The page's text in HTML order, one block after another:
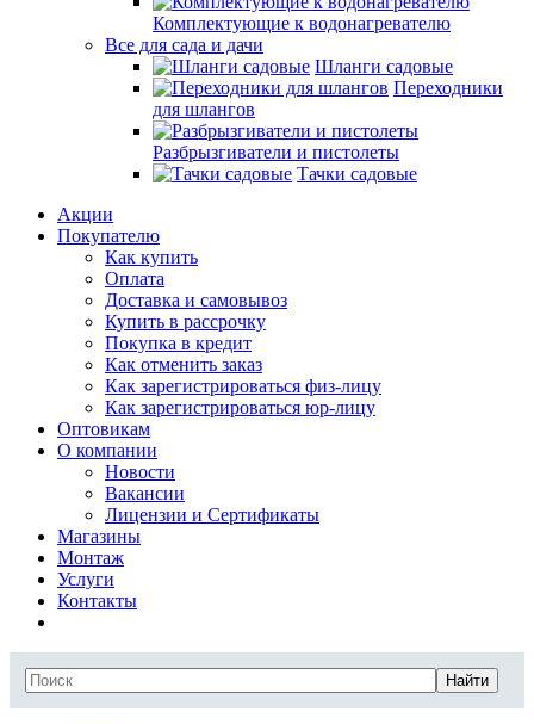
Комплектующие к водонагревателю
Все для сада и дачи
Шланги садовые
Переходники
для шлангов
Разбрызгиватели и пистолеты
Тачки садовые
Акции
Покупателю
Как купить
Оплата
Доставка и самовывоз
Купить в рассрочку
Покупка в кредит
Как отменить заказ
Как зарегистрироваться физ-лицу
Как зарегистрироваться юр-лицу
Оптовикам
О компании
Новости
Вакансии
Лицензии и Сертификаты
Магазины
Монтаж
Услуги
Контакты
Найти